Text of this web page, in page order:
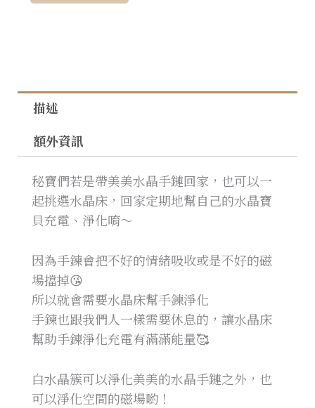
描述
額外資訊
秘寶們若是帶美美水晶手鏈回家，也可以一
起挑選水晶床，回家定期地幫自己的水晶寶
貝充電、淨化唷～
因為手鍊會把不好的情緒吸收或是不好的磁
場擋掉😘
所以就會需要水晶床幫手鍊淨化
手鍊也跟我們人一樣需要休息的，讓水晶床
幫助手鍊淨化充電有滿滿能量🥰
白水晶簇可以淨化美美的水晶手鏈之外，也
可以淨化空間的磁場喲！